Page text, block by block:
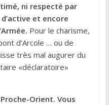
ni respecté par
et encore
Pour le charisme,
d’Arcole … ou de
très mal augurer du
«déclaratoire»
Orient. Vous